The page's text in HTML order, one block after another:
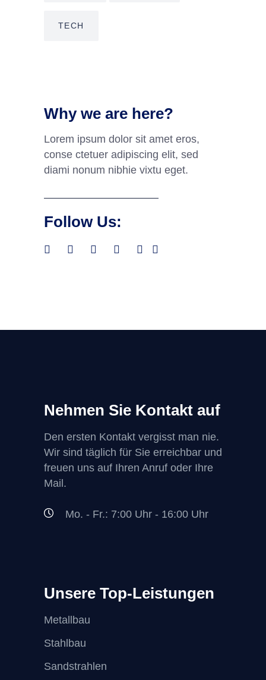
TECH
Why we are here?
Lorem ipsum dolor sit amet eros,
conse ctetuer adipiscing elit, sed
diami nonum nibhie vixtu eget.
Follow Us:
Nehmen Sie Kontakt auf
Den ersten Kontakt vergisst man nie.
Wir sind täglich für Sie erreichbar und
freuen uns auf Ihren Anruf oder Ihre
Mail.
Mo. - Fr.: 7:00 Uhr - 16:00 Uhr
Unsere Top-Leistungen
Metallbau
Stahlbau
Sandstrahlen